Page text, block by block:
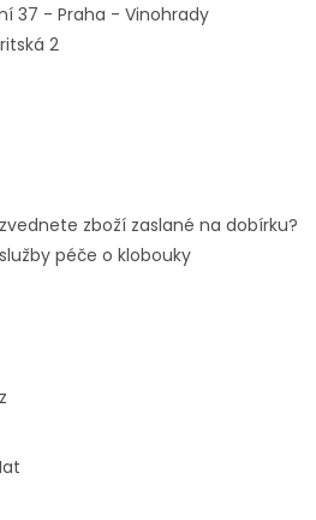
37 - Praha - Vinohrady
2
zboží zaslané na dobírku?
péče o klobouky